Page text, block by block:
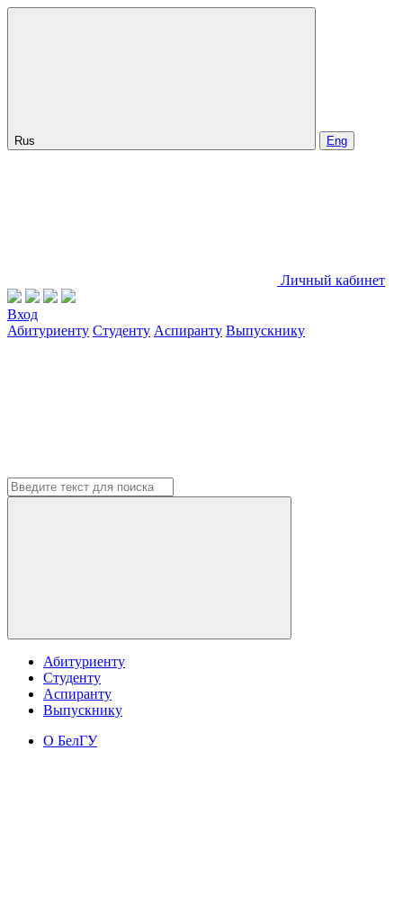
Rus Eng
Личный кабинет
Вход
Абитуриенту Студенту Аспиранту Выпускнику
Абитуриенту
Студенту
Аспиранту
Выпускнику
О БелГУ